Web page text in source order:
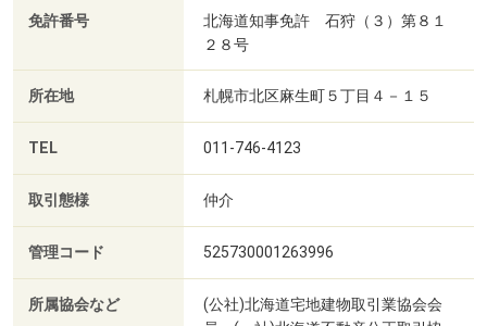
免許番号
北海道知事免許 石狩（３）第８１
２８号
所在地 札幌市北区麻生町５丁目４－１５
TEL 011-746-4123
取引態様 仲介
管理コード 525730001263996
所属協会など
(公社)北海道宅地建物取引業協会会